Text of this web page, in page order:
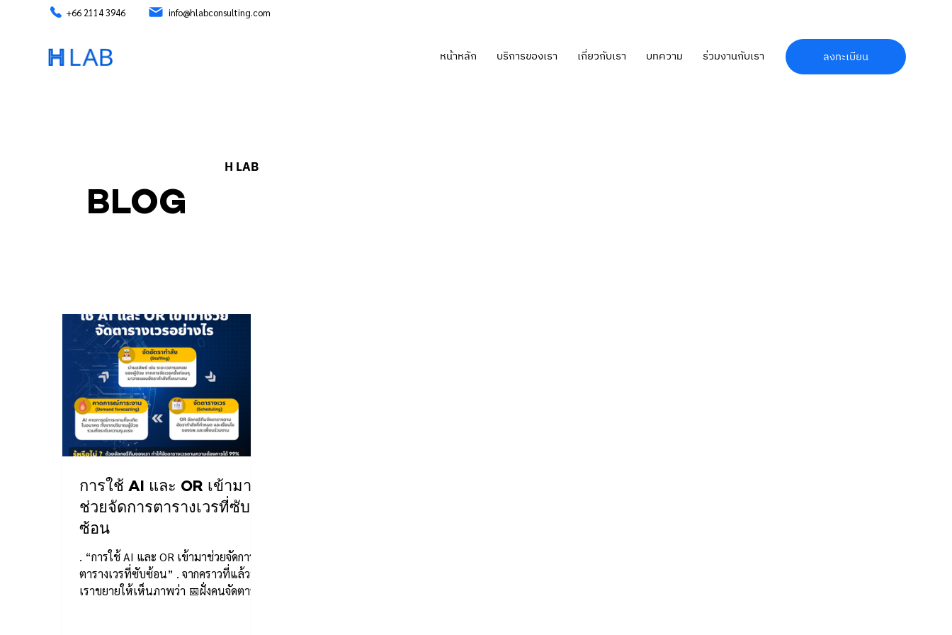
+66 2114 3946 info@hlabconsulting.com
หน้าหลัก บริการของเรา เกี่ยวกับเรา บทความ ร่วมงานกับเรา ลงทะเบียน
H LAB
BLOG
การใช้ AI และ OR เข้ามา
ช่วยจัดการตารางเวรที่ซับ
ซ้อน
. “การใช้ AI และ OR เข้ามาช่วยจัดการ
ตารางเวรที่ซับซ้อน” . จากคราวที่แล้วที่
เราขยายให้เห็นภาพว่า 📅ฝั่งคนจัดตาราง